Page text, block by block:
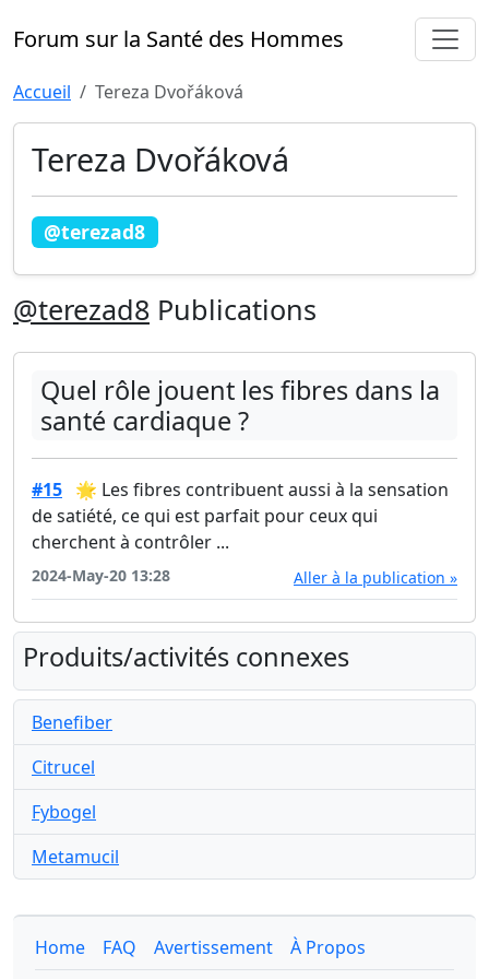
Forum sur la Santé des Hommes
Accueil Tereza Dvořáková
Tereza Dvořáková
@terezad8
@terezad8 Publications
Quel rôle jouent les fibres dans la
santé cardiaque ?
#15 🌟 Les fibres contribuent aussi à la sensation
de satiété, ce qui est parfait pour ceux qui
cherchent à contrôler ...
2024-May-20 13:28 Aller à la publication »
Produits/activités connexes
Benefiber
Citrucel
Fybogel
Metamucil
Home FAQ Avertissement À Propos